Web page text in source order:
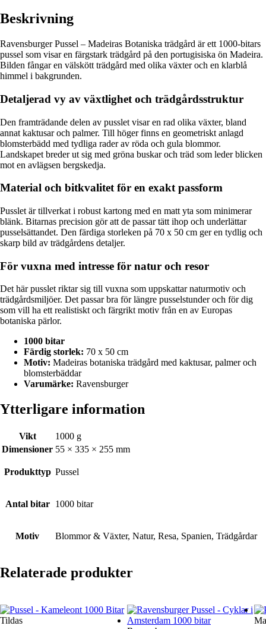
Beskrivning
Ravensburger Pussel – Madeiras Botaniska trädgård är ett 1000-bitars
pussel som visar en färgstark trädgård på den portugisiska ön Madeira.
Bilden fångar en välskött trädgård med olika växter och en klarblå
himmel i bakgrunden.
Detaljerad vy av växtlighet och trädgårdsstruktur
Den framträdande delen av pusslet visar en rad olika växter, bland
annat kaktusar och palmer. Till höger finns en geometriskt anlagd
blomsterbädd med tydliga rader av röda och gula blommor.
Landskapet breder ut sig med gröna buskar och träd som leder blicken
mot en avlägsen bergskedja.
Material och bitkvalitet för en exakt passform
Pusslet är tillverkat i robust kartong med en matt yta som minimerar
blänk. Bitarnas precision gör att de passar tätt ihop och underlättar
pusselsättandet. Den färdiga storleken på 70 x 50 cm ger en tydlig och
skarp bild av trädgårdens detaljer.
För vuxna med intresse för natur och resor
Det här pusslet riktar sig till vuxna som uppskattar naturmotiv och
trädgårdsmiljöer. Det passar bra för längre pusselstunder och för dig
som vill ha ett realistiskt och färgrikt motiv från en av Europas
botaniska pärlor.
1000 bitar
Färdig storlek: 70 x 50 cm
Motiv: Madeiras botaniska trädgård med kaktusar, palmer och
blomsterbäddar
Varumärke: Ravensburger
Ytterligare information
Vikt
1000 g
Dimensioner 55 × 335 × 255 mm
Produkttyp Pussel
Antal bitar 1000 bitar
Motiv Blommor & Växter, Natur, Resa, Spanien, Trädgårdar
Relaterade produkter
Tildas